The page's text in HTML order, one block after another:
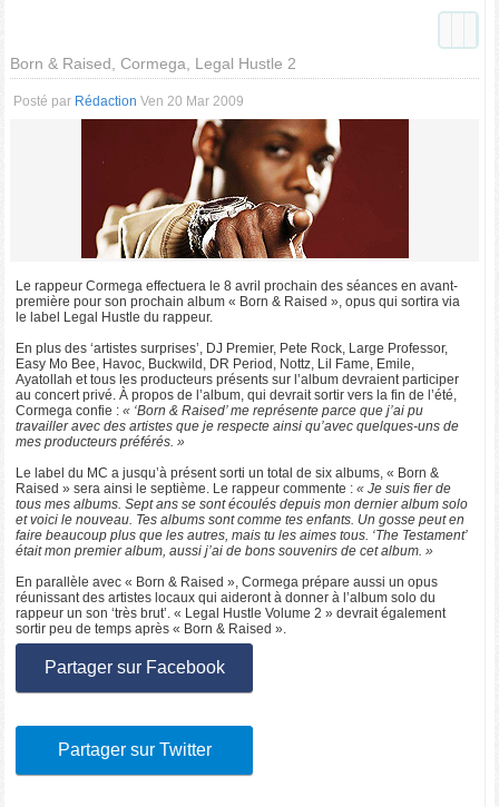
Born & Raised, Cormega, Legal Hustle 2
Posté par Rédaction Ven 20 Mar 2009
Le rappeur Cormega effectuera le 8 avril prochain des séances en avant-
première pour son prochain album « Born & Raised », opus qui sortira via
le label Legal Hustle du rappeur.
En plus des ‘artistes surprises’, DJ Premier, Pete Rock, Large Professor,
Easy Mo Bee, Havoc, Buckwild, DR Period, Nottz, Lil Fame, Emile,
Ayatollah et tous les producteurs présents sur l’album devraient participer
au concert privé. À propos de l’album, qui devrait sortir vers la fin de l’été,
Cormega confie :« ‘Born & Raised’ me représente parce que j’ai pu
travailler avec des artistes que je respecte ainsi qu’avec quelques-uns de
mes producteurs préférés. »
Le label du MC a jusqu’à présent sorti un total de six albums, « Born &
Raised » sera ainsi le septième. Le rappeur commente :« Je suis fier de
tous mes albums. Sept ans se sont écoulés depuis mon dernier album solo
et voici le nouveau. Tes albums sont comme tes enfants. Un gosse peut en
faire beaucoup plus que les autres, mais tu les aimes tous. ‘The Testament’
était mon premier album, aussi j’ai de bons souvenirs de cet album. »
En parallèle avec « Born & Raised », Cormega prépare aussi un opus
réunissant des artistes locaux qui aideront à donner à l’album solo du
rappeur un son ‘très brut’. « Legal Hustle Volume 2 » devrait également
sortir peu de temps après « Born & Raised ».
Partager sur Facebook
Partager sur Twitter